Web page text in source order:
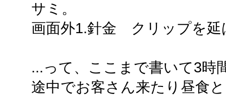
サミ。
画面外1.針金 クリップを延
...って、ここまで書いて3時
途中でお客さん来たり昼食